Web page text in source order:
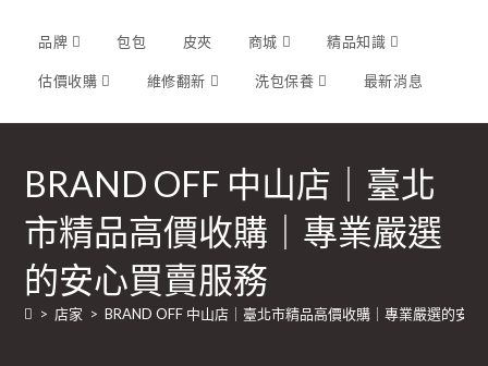
品牌 包包 皮夾 商城 精品知識
估價收購 維修翻新 洗包保養 最新消息
BRAND OFF 中山店｜臺北
市精品高價收購｜專業嚴選
的安心買賣服務
> 店家 > BRAND OFF 中山店｜臺北市精品高價收購｜專業嚴選的安